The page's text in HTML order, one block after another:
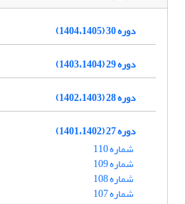
دوره 30 (1404،1405)
دوره 29 (1403،1404)
دوره 28 (1402،1403)
دوره 27 (1401،1402)
شماره 110
شماره 109
شماره 108
شماره 107